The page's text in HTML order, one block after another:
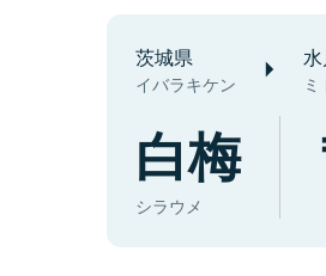
茨城県
イバラキケン ミ
白梅
シラウメ